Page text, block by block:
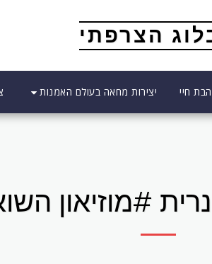
הצרפתי
חיי יצירות מחאה בעולם האמנות
#מוזיאון